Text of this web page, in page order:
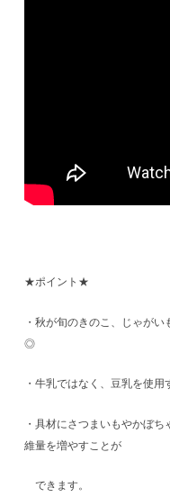
★ポイント★
・秋が旬のきのこ、じゃが
◎
・牛乳ではなく、豆乳を使用
・具材にさつまいもやかぼ
維量を増やすことが
できます。